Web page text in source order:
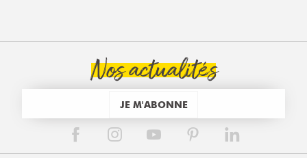
Nos actualités
JE M'ABONNE